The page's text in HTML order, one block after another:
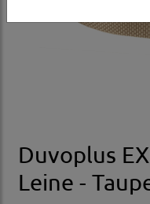
Duvoplus
Leine -